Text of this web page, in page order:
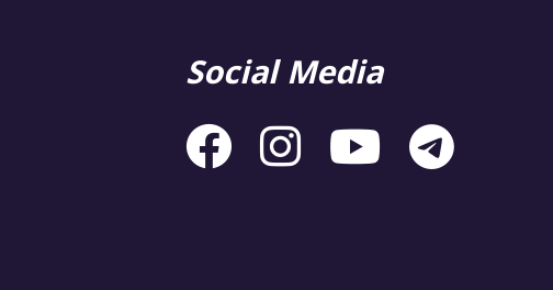
Social Media